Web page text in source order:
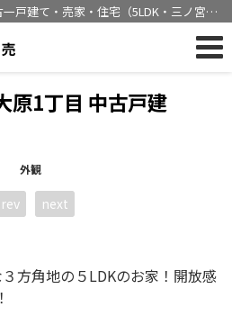
戸建て・売家・住宅（5LDK・三ノ宮駅
原1丁目 中古戸建
外観
next
方角地の５LDKのお家！開放感